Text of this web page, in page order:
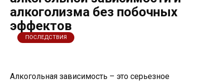
алкоголизма без побочных
эффектов
ПОСЛЕДСТВИЯ
Алкогольная зависимость – это серьезное